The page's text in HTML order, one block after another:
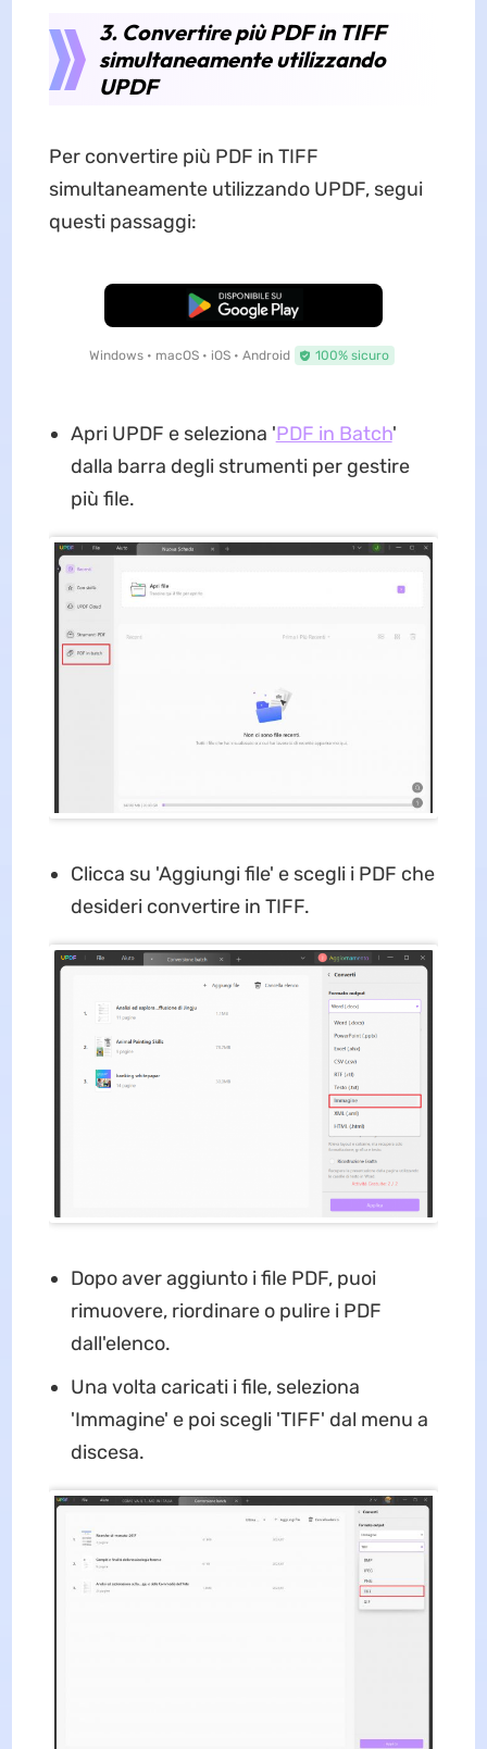
3. Convertire più PDF in TIFF
simultaneamente utilizzando
UPDF
Per convertire più PDF in TIFF
simultaneamente utilizzando UPDF, segui
questi passaggi:
Download Gratis
Windows • macOS • iOS • Android 100% sicuro
Apri UPDF e seleziona 'PDF in Batch'
dalla barra degli strumenti per gestire
più file.
Clicca su 'Aggiungi file' e scegli i PDF che
desideri convertire in TIFF.
Dopo aver aggiunto i file PDF, puoi
rimuovere, riordinare o pulire i PDF
dall'elenco.
Una volta caricati i file, seleziona
'Immagine' e poi scegli 'TIFF' dal menu a
discesa.